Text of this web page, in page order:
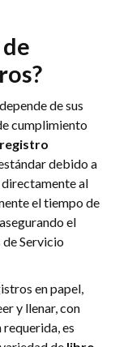
de sus
cumplimiento
debido a
directamente al
el tiempo de
el
Servicio
en papel,
y llenar, con
es